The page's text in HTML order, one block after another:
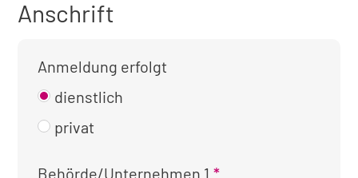
Anschrift
Anmeldung erfolgt
dienstlich
privat
Kontaktinformationen
Behörde/Unternehmen 1